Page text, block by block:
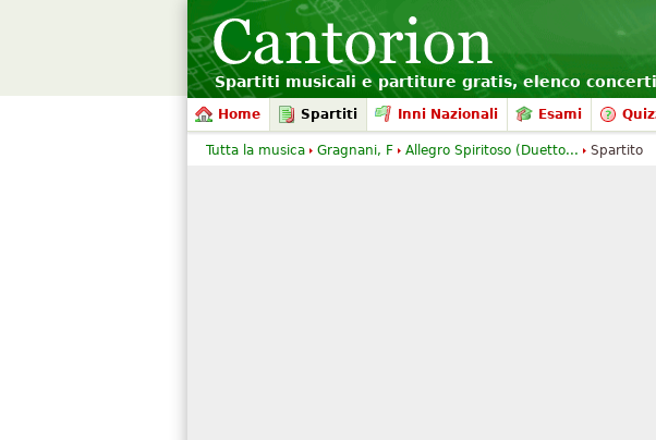
Spartiti musicali e partiture gratis, elenco concerti
Home Spartiti Inni Nazionali Esami
Tutta la musica Gragnani, F Allegro Spiritoso (Duetto... Spartito